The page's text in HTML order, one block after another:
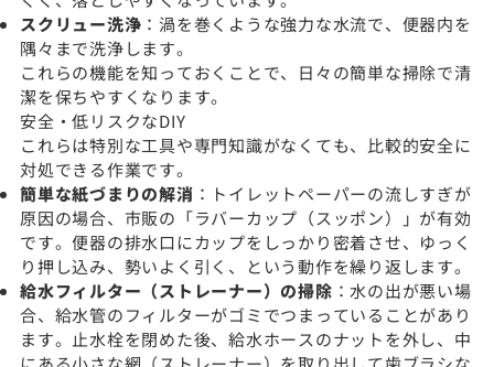
スクリュー洗浄 ：渦を巻くような強力な水流で、便器内を
隅々まで洗浄します。
これらの機能を知っておくことで、日々の簡単な掃除で清
潔を保ちやすくなります。
安全・低リスクなDIY
これらは特別な工具や専門知識がなくても、比較的安全に
対処できる作業です。
簡単な紙づまりの解消 ：トイレットペーパーの流しすぎが
原因の場合、市販の「ラバーカップ（スッポン）」が有効
です。便器の排水口にカップをしっかり密着させ、ゆっく
り押し込み、勢いよく引く、という動作を繰り返します。
給水フィルター（ストレーナー）の掃除 ：水の出が悪い場
合、給水管のフィルターがゴミでつまっていることがあり
ます。止水栓を閉めた後、給水ホースのナットを外し、中